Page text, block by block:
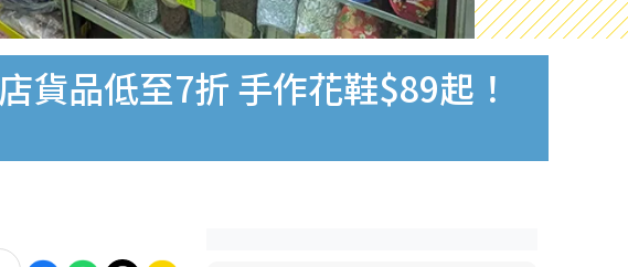
貨品低至7折 手作花鞋$89起！